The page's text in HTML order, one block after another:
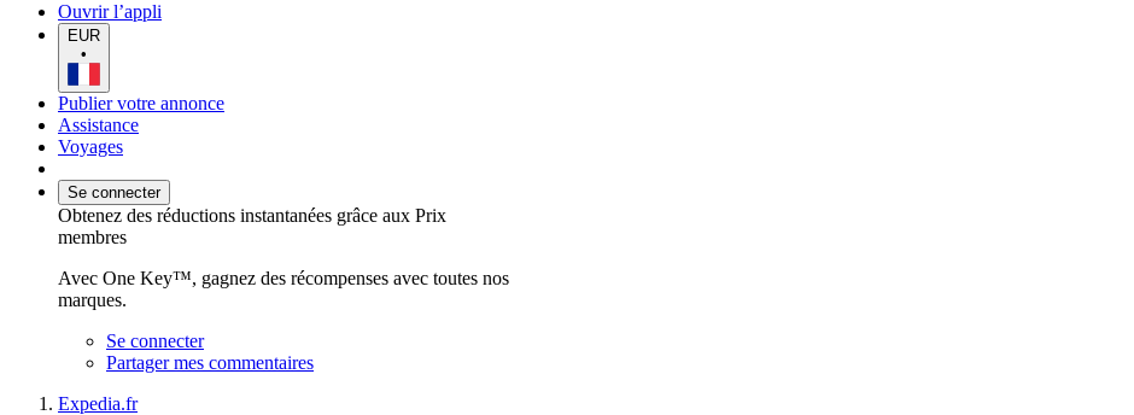
Ouvrir l’appli
EUR
•
Publier votre annonce
Assistance
Voyages
Se connecter
Obtenez des réductions instantanées grâce aux Prix
membres
Avec One Key™, gagnez des récompenses avec toutes nos
marques.
Se connecter
Partager mes commentaires
Expedia.fr